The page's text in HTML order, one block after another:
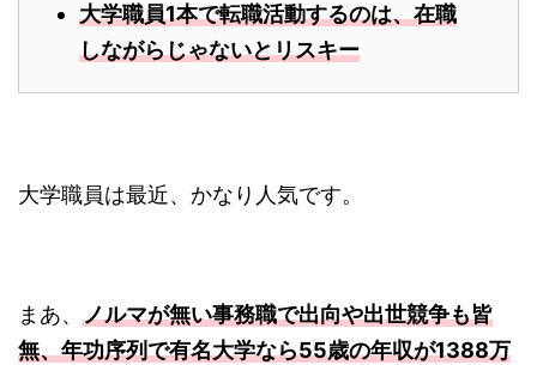
大学職員1本で転職活動するのは、在職
しながらじゃないとリスキー
大学職員は最近、かなり人気です。
まあ、 ノルマが無い事務職で出向や出世競争も皆
無、年功序列で有名大学なら55歳の年収が1388万